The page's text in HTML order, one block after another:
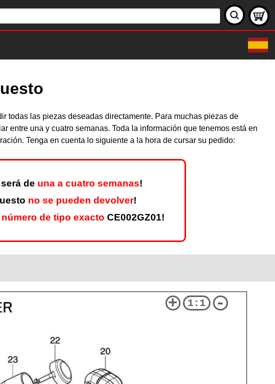
todas las piezas deseadas directamente. Para muchas piezas de
entre una y cuatro semanas. Toda la información que tenemos está en
Tenga en cuenta lo siguiente a la hora de cursar su pedido:
de una a cuatro semanas!
no se pueden devolver!
número de tipo exacto CE002GZ01!
+ 1:1 -